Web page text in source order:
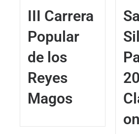
III Carrera
Popular
de los
Reyes
Magos